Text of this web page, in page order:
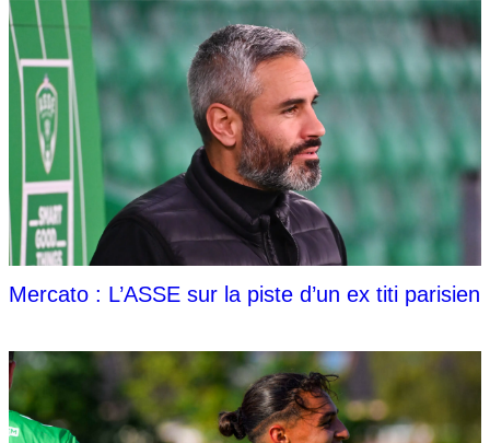
Mercato : L’ASSE sur la piste d’un ex titi parisien